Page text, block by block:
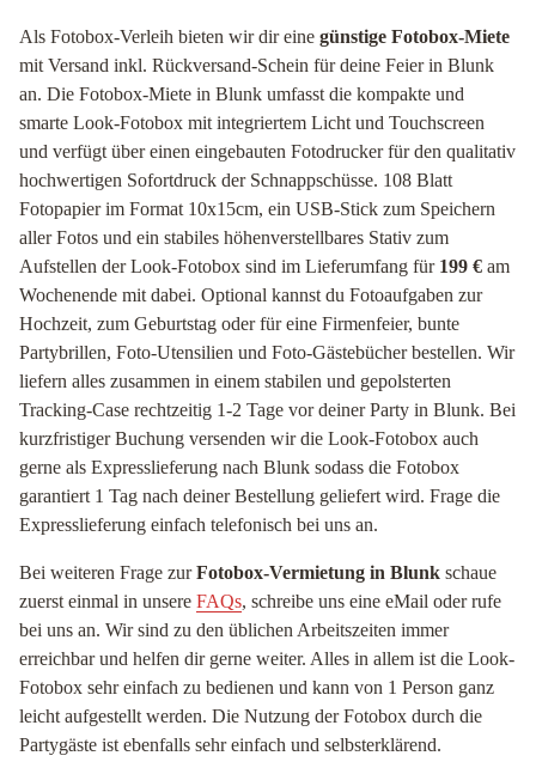
Als Fotobox-Verleih bieten wir dir eine günstige Fotobox-Miete
mit Versand inkl. Rückversand-Schein für deine Feier in Blunk
an. Die Fotobox-Miete in Blunk umfasst die kompakte und
smarte Look-Fotobox mit integriertem Licht und Touchscreen
und verfügt über einen eingebauten Fotodrucker für den qualitativ
hochwertigen Sofortdruck der Schnappschüsse. 108 Blatt
Fotopapier im Format 10x15cm, ein USB-Stick zum Speichern
aller Fotos und ein stabiles höhenverstellbares Stativ zum
Aufstellen der Look-Fotobox sind im Lieferumfang für 199 € am
Wochenende mit dabei. Optional kannst du Fotoaufgaben zur
Hochzeit, zum Geburtstag oder für eine Firmenfeier, bunte
Partybrillen, Foto-Utensilien und Foto-Gästebücher bestellen. Wir
liefern alles zusammen in einem stabilen und gepolsterten
Tracking-Case rechtzeitig 1-2 Tage vor deiner Party in Blunk. Bei
kurzfristiger Buchung versenden wir die Look-Fotobox auch
gerne als Expresslieferung nach Blunk sodass die Fotobox
garantiert 1 Tag nach deiner Bestellung geliefert wird. Frage die
Expresslieferung einfach telefonisch bei uns an.
Bei weiteren Frage zurFotobox-Vermietung in Blunk schaue
zuerst einmal in unsere FAQs, schreibe uns eine eMail oder rufe
bei uns an. Wir sind zu den üblichen Arbeitszeiten immer
erreichbar und helfen dir gerne weiter. Alles in allem ist die Look-
Fotobox sehr einfach zu bedienen und kann von 1 Person ganz
leicht aufgestellt werden. Die Nutzung der Fotobox durch die
Partygäste ist ebenfalls sehr einfach und selbsterklärend.